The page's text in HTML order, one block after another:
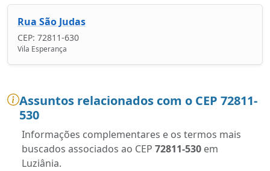
Rua São Judas
CEP: 72811-630
Vila Esperança
Assuntos relacionados com o CEP 72811-
530
Informações complementares e os termos mais
buscados associados ao CEP 72811-530 em
Luziânia.